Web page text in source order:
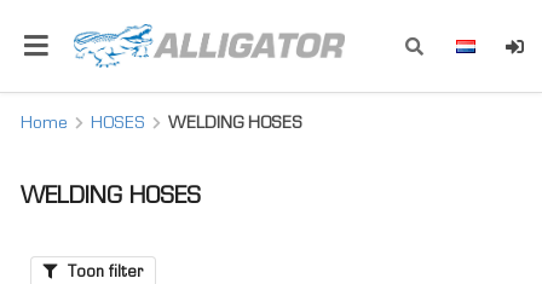
Home HOSES WELDING HOSES
WELDING HOSES
Toon filter